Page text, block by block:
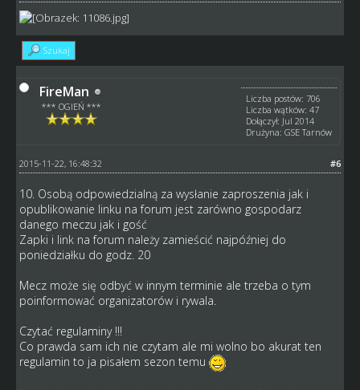
Szukaj
FireMan
*** OGIEŃ ***
Liczba postów: 706
Liczba wątków: 47
Dołączył: Jul 2014
Drużyna: GSE Tarnów
#6
2015-11-22, 16:48:32
10. Osobą odpowiedzialną za wysłanie zaproszenia jak i
opublikowanie linku na forum jest zarówno gospodarz
danego meczu jak i gość
Zapki i link na forum należy zamieścić najpóźniej do
poniedziałku do godz. 20
Mecz może się odbyć w innym terminie ale trzeba o tym
poinformować organizatorów i rywala.
Czytać regulaminy !!!
Co prawda sam ich nie czytam ale mi wolno bo akurat ten
regulamin to ja pisałem sezon temu